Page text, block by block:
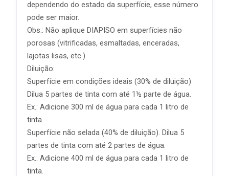
dependendo do estado da superfície, esse número
pode ser maior.
Obs.: Não aplique DIAPISO em superfícies não
porosas (vitrificadas, esmaltadas, enceradas,
lajotas lisas, etc.).
Diluição:
Superfície em condições ideais (30% de diluição)
Dilua 5 partes de tinta com até 1½ parte de água.
Ex.: Adicione 300 ml de água para cada 1 litro de
tinta.
Superfície não selada (40% de diluição). Dilua 5
partes de tinta com até 2 partes de água.
Ex.: Adicione 400 ml de água para cada 1 litro de
tinta.